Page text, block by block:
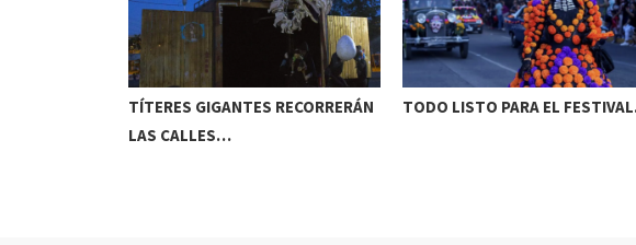
TÍTERES GIGANTES RECORRERÁN
LAS CALLES…
TODO LISTO PARA EL